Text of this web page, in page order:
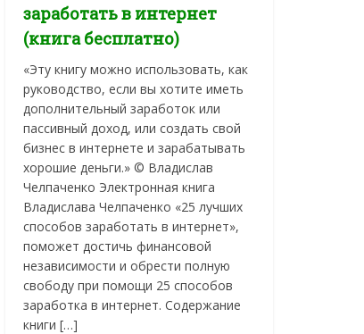
заработать в интернет
(книга бесплатно)
«Эту книгу можно использовать, как
руководство, если вы хотите иметь
дополнительный заработок или
пассивный доход, или создать свой
бизнес в интернете и зарабатывать
хорошие деньги.» © Владислав
Челпаченко Электронная книга
Владислава Челпаченко «25 лучших
способов заработать в интернет»,
поможет достичь финансовой
независимости и обрести полную
свободу при помощи 25 способов
заработка в интернет. Содержание
книги […]